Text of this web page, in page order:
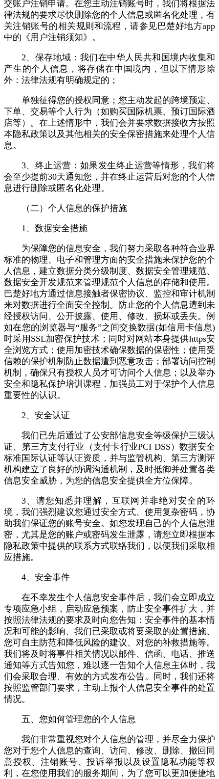
交账户注销申请。在您主动注销账号时，我们将根据法
律法规的要求尽快删除您的个人信息或匿名化处理，有
关注销账号的相关规则和流程，请参见巴楚好地方app
中的《用户注销须知》。
2、保存地域：我们在中华人民共和国境内收集和
产生的个人信息，将存储在中国境内，但以下情形除
外：法律法规有明确规定的；
单独征得您的授权同意；您主动发起的跨境预定、
下单、交易等个人行为（如购买国际机票、预订国际酒
店等）。在上述情形中，我们会并要求数据接收方按照
本隐私政策以及其他相关的安全保密措施来处理个人信
息。
3、终止运营：如果发生终止运营等情形，我们将
会至少提前30天通知您，并在终止运营后对您的个人信
息进行删除或匿名化处理。
（二）个人信息的保护措施
1、数据安全措施
为保障您的信息安全，我们努力采取各种符合业界
标准的物理、电子和管理方面的安全措施来保护您的个
人信息，建立数据分类分级制度、数据安全管理规范、
数据安全开发规范来管理规范个人信息的存储和使用。
巴楚好地方通过信息接触者保密协议、监控和审计机制
来对数据进行全面安全控制。防止您的个人信息遭到未
经授权访问、公开披露、使用、修改、损坏或丢失。例
如在您的浏览器与“服务”之间交换数据(如信用卡信息)
时采用SSL加密保护技术；同时对网站本身提供https安
全浏览方式；使用加密技术确保数据的保密性；使用受
信赖的保护机制防止数据遭到恶意攻击；部署访问控制
机制，确保只有授权人员才可访问个人信息；以及举办
安全和隐私保护培训课程，加强员工对于保护个人信息
重要性的认识。
2、安全认证
我们已先后通过了公安部信息安全等级保护三级认
证、第三方支付行业（支付卡行业PCI DSS）数据安全
标准国际认证等认证资质，并与监管机构、第三方测评
机构建立了良好的协调沟通机制，及时抵御并处置各类
信息安全威胁，为您的信息安全提供全方位保障。
3、请您知悉并理解，互联网并非绝对安全的环
境，我们强烈建议您通过安全方式、使用复杂密码，协
助我们保证您的账号安全。如您发现自己的个人信息泄
密，尤其是您的账户或密码发生泄露，请您立即根据本
隐私政策中提供的联系方式联络我们，以便我们采取相
应措施。
4、安全事件
在不幸发生个人信息安全事件后，我们会立即成立
专项应急小组，启动应急预案，防止安全事件扩大，并
按照法律法规的要求及时向您告知：安全事件的基本情
况和可能的影响、我们已采取或将要采取的处置措施、
您可自主防范和降低风险的建议、对您的补救措施等。
我们将及时将事件相关情况以邮件、信函、电话、推送
通知等方式告知您，难以逐一告知个人信息主体时，我
们会采取合理、有效的方式发布公告。同时，我们还将
按照监管部门要求，主动上报个人信息安全事件的处置
情况。
五、您如何管理您的个人信息
我们非常重视您对个人信息的管理，并尽全力保护
您对于您个人信息的查询、访问、修改、删除、撤回同
意授权、注销账号、投诉举报以及设置隐私功能等权
利，在您使用我们的服务期间，为了您可以更加便捷地